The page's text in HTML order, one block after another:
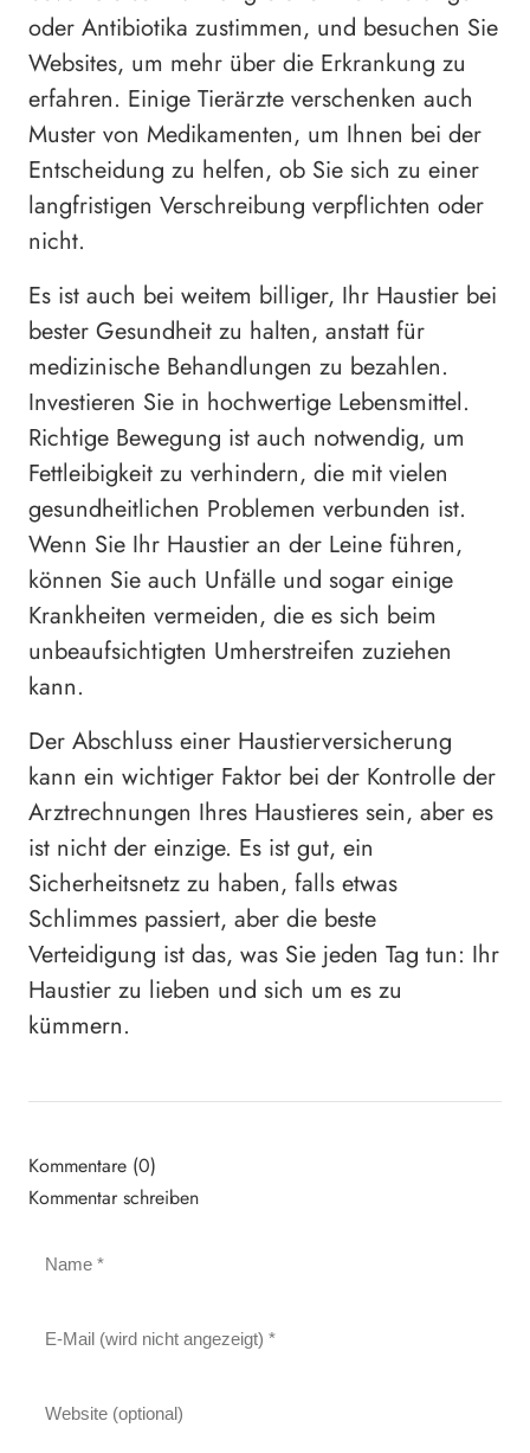
oder Antibiotika zustimmen, und besuchen Sie
Websites, um mehr über die Erkrankung zu
erfahren. Einige Tierärzte verschenken auch
Muster von Medikamenten, um Ihnen bei der
Entscheidung zu helfen, ob Sie sich zu einer
langfristigen Verschreibung verpflichten oder
nicht.
Es ist auch bei weitem billiger, Ihr Haustier bei
bester Gesundheit zu halten, anstatt für
medizinische Behandlungen zu bezahlen.
Investieren Sie in hochwertige Lebensmittel.
Richtige Bewegung ist auch notwendig, um
Fettleibigkeit zu verhindern, die mit vielen
gesundheitlichen Problemen verbunden ist.
Wenn Sie Ihr Haustier an der Leine führen,
können Sie auch Unfälle und sogar einige
Krankheiten vermeiden, die es sich beim
unbeaufsichtigten Umherstreifen zuziehen
kann.
Der Abschluss einer Haustierversicherung
kann ein wichtiger Faktor bei der Kontrolle der
Arztrechnungen Ihres Haustieres sein, aber es
ist nicht der einzige. Es ist gut, ein
Sicherheitsnetz zu haben, falls etwas
Schlimmes passiert, aber die beste
Verteidigung ist das, was Sie jeden Tag tun: Ihr
Haustier zu lieben und sich um es zu
kümmern.
Kommentare (0)
Kommentar schreiben